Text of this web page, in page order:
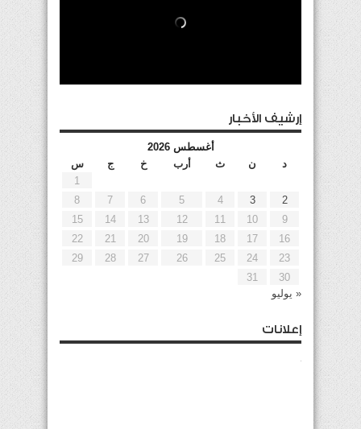
إرشيف الأخبار
أغسطس 2026
د
ن ث أرب خ ج
س
1
2
3
4
5
6
7
8
9
10
11
12
13
14
15
16
17
18
19
20
21
22
23
24
25
26
27
28
29
30
31
« يوليو
إعلانات